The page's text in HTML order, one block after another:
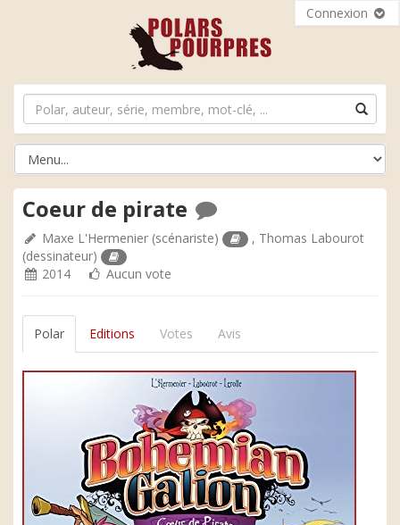
Connexion
Coeur de pirate
Maxe L'Hermenier (scénariste) , Thomas Labourot
(dessinateur)
2014
Aucun vote
Polar Editions Votes Avis